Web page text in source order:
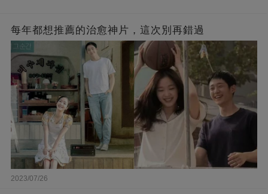
每年都想推薦的治愈神片，這次別再錯過
2023/07/26